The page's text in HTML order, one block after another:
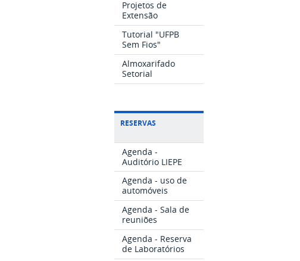
Projetos de
Extensão
Tutorial "UFPB
Sem Fios"
Almoxarifado
Setorial
RESERVAS
Agenda -
Auditório LIEPE
Agenda - uso de
automóveis
Agenda - Sala de
reuniões
Agenda - Reserva
de Laboratórios